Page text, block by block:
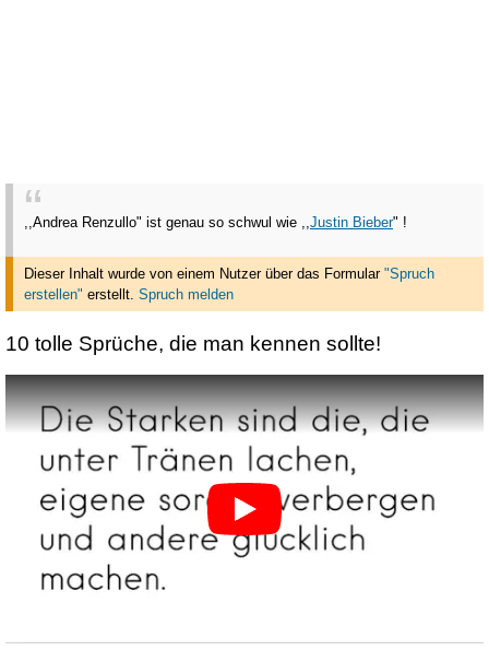
,,Andrea Renzullo" ist genau so schwul wie ,,Justin Bieber" !
Dieser Inhalt wurde von einem Nutzer über das Formular "Spruch
erstellen" erstellt. Spruch melden
10 tolle Sprüche, die man kennen sollte!